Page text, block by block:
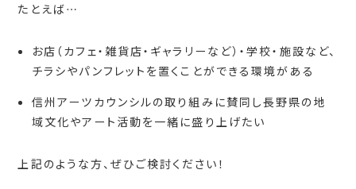
たとえば…
お店（カフェ・雑貨店・ギャラリーなど）・学校・施設など、
チラシやパンフレットを置くことができる環境がある
信州アーツカウンシルの取り組みに賛同し長野県の地
域文化やアート活動を一緒に盛り上げたい
上記のような方、ぜひご検討ください！